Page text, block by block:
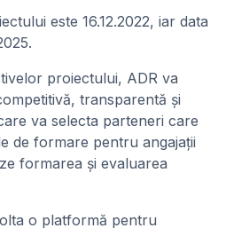
este 16.12.2022, iar data
proiectului, ADR va
transparentă și
va selecta parteneri care
de formare pentru angajații
formarea și evaluarea
o platformă pentru